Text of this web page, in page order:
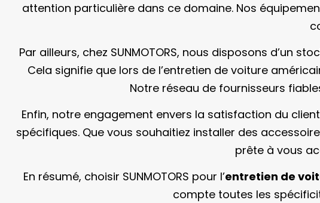
attention particulière dans ce domaine. Nos
Par ailleurs, chez SUNMOTORS, nous disposons d’un
Cela signifie que lors de l’entretien de voiture
Notre réseau de fournisseurs
Enfin, notre engagement envers la satisfaction du
spécifiques. Que vous souhaitiez installer des
prête à vous
En résumé, choisir SUNMOTORS pour l’entretien de
compte toutes les